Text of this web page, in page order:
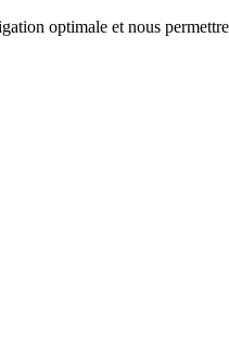
optimale et nous